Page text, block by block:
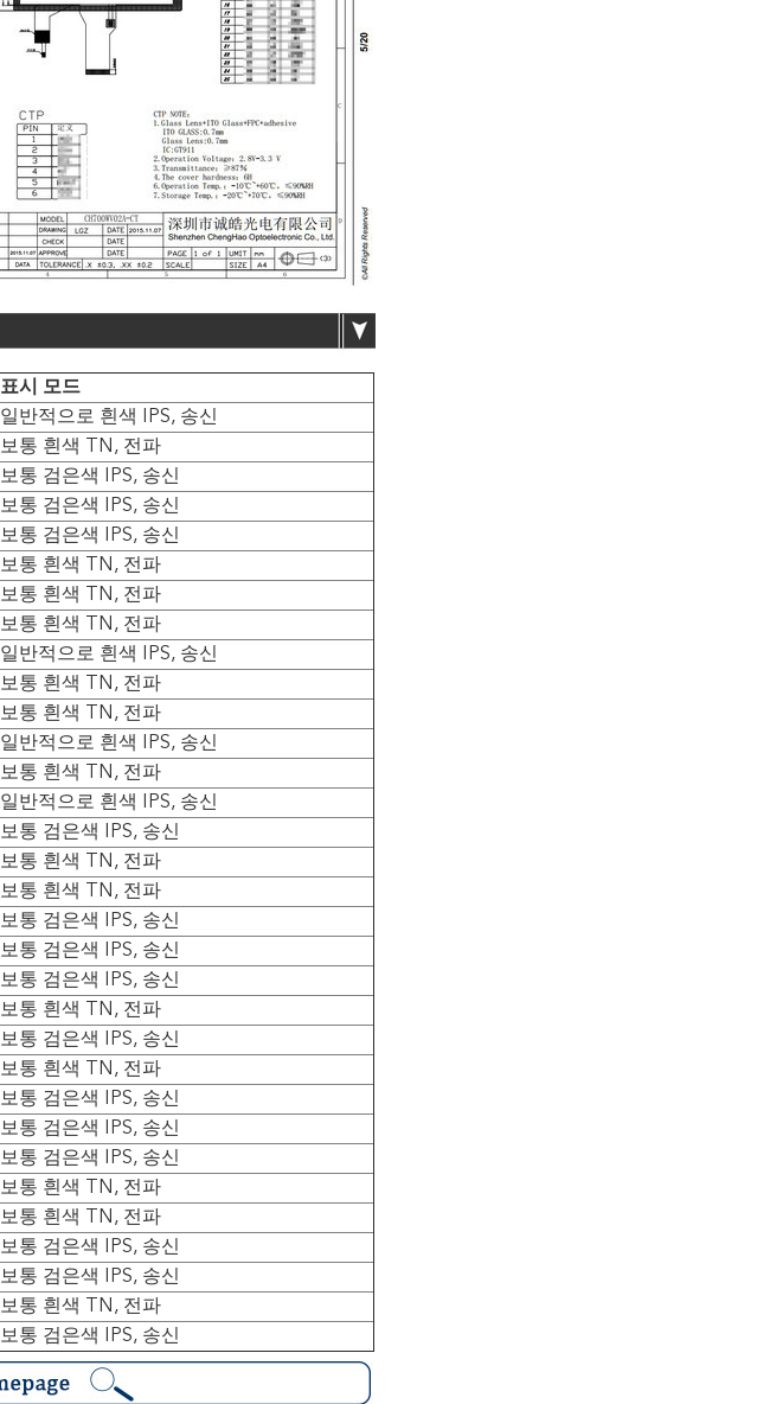
표시 모드
일반적으로 흰색 IPS, 송신
보통 흰색 TN, 전파
보통 검은색 IPS, 송신
보통 검은색 IPS, 송신
보통 검은색 IPS, 송신
보통 흰색 TN, 전파
보통 흰색 TN, 전파
보통 흰색 TN, 전파
일반적으로 흰색 IPS, 송신
보통 흰색 TN, 전파
보통 흰색 TN, 전파
일반적으로 흰색 IPS, 송신
보통 흰색 TN, 전파
일반적으로 흰색 IPS, 송신
보통 검은색 IPS, 송신
보통 흰색 TN, 전파
보통 흰색 TN, 전파
보통 검은색 IPS, 송신
보통 검은색 IPS, 송신
보통 검은색 IPS, 송신
보통 흰색 TN, 전파
보통 검은색 IPS, 송신
보통 흰색 TN, 전파
보통 검은색 IPS, 송신
보통 검은색 IPS, 송신
보통 검은색 IPS, 송신
보통 흰색 TN, 전파
보통 흰색 TN, 전파
보통 검은색 IPS, 송신
보통 검은색 IPS, 송신
보통 흰색 TN, 전파
보통 검은색 IPS, 송신